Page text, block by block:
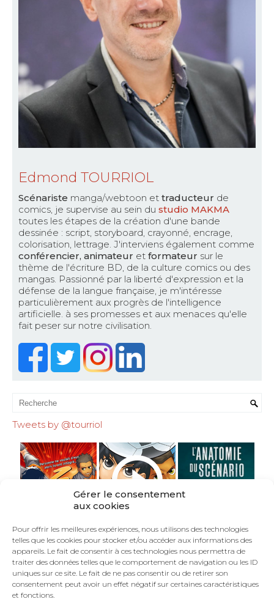
Gérer le consentement
aux cookies
Pour offrir les meilleures expériences, nous utilisons des technologies
telles que les cookies pour stocker et/ou accéder aux informations des
appareils. Le fait de consentir à ces technologies nous permettra de
traiter des données telles que le comportement de navigation ou les ID
uniques sur ce site. Le fait de ne pas consentir ou de retirer son
consentement peut avoir un effet négatif sur certaines caractéristiques
et fonctions.
Edmond TOURRIOL
Scénariste manga/webtoon et traducteur de
comics, je supervise au sein du studio MAKMA
toutes les étapes de la création d'une bande
dessinée : script, storyboard, crayonné, encrage,
colorisation, lettrage. J'interviens également comme
conférencier, animateur et formateur sur le
thème de l'écriture BD, de la culture comics ou des
mangas. Passionné par la liberté d'expression et la
défense de la langue française, je m'intéresse
particulièrement aux progrès de l'intelligence
artificielle. à ses promesses et aux menaces qu'elle
fait peser sur notre civilisation.
Tweets by @tourriol